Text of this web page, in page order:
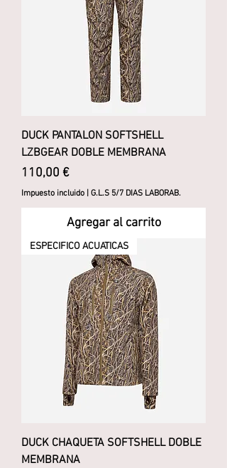
DUCK PANTALON SOFTSHELL
LZBGEAR DOBLE MEMBRANA
Precio
110,00 €
Impuesto incluido G.L.S 5/7 DIAS LABORAB.
Agregar al carrito
ESPECIFICO ACUATICAS
DUCK CHAQUETA SOFTSHELL DOBLE
MEMBRANA